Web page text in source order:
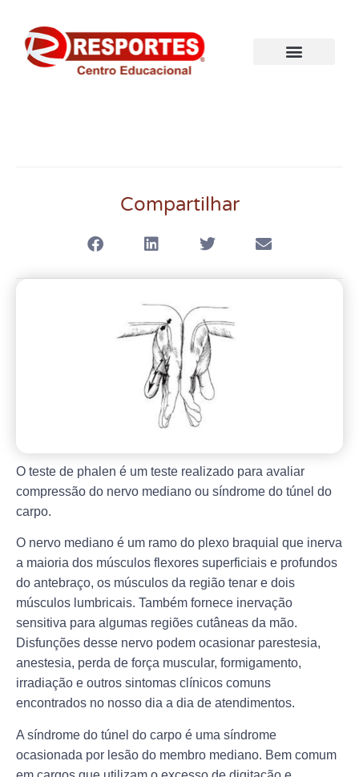
Compartilhar
O teste de phalen é um teste realizado para avaliar
compressão do nervo mediano ou síndrome do túnel do
carpo.
O nervo mediano é um ramo do plexo braquial que inerva
a maioria dos músculos flexores superficiais e profundos
do antebraço, os músculos da região tenar e dois
músculos lumbricais. Também fornece inervação
sensitiva para algumas regiões cutâneas da mão.
Disfunções desse nervo podem ocasionar parestesia,
anestesia, perda de força muscular, formigamento,
irradiação e outros sintomas clínicos comuns
encontrados no nosso dia a dia de atendimentos.
A síndrome do túnel do carpo é uma síndrome
ocasionada por lesão do membro mediano. Bem comum